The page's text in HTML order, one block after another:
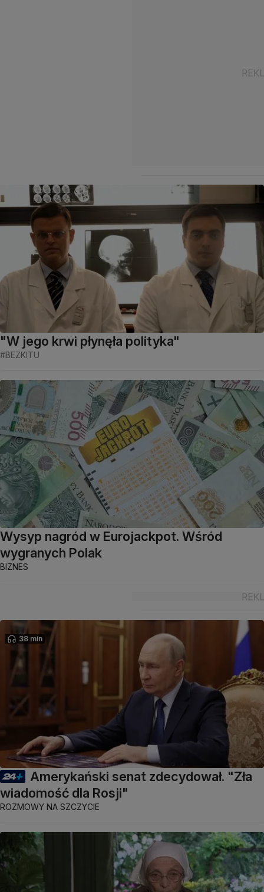
"W jego krwi płynęła polityka"
#BEZKITU
Wysyp nagród w Eurojackpot. Wśród
wygranych Polak
BIZNES
38 min
Amerykański senat zdecydował. "Zła
wiadomość dla Rosji"
ROZMOWY NA SZCZYCIE